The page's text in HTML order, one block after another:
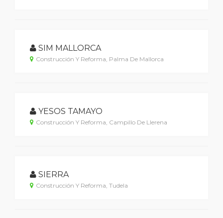
SIM MALLORCA
Construcción Y Reforma, Palma De Mallorca
YESOS TAMAYO
Construcción Y Reforma, Campillo De Llerena
SIERRA
Construcción Y Reforma, Tudela